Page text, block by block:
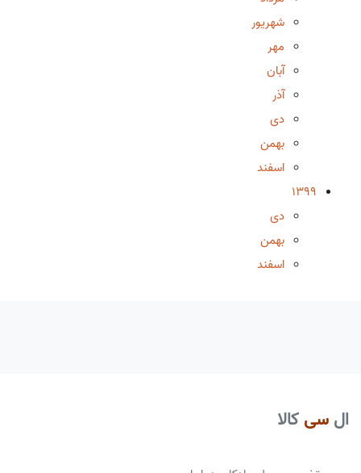
شهریور
مهر
آبان
آذر
دی
بهمن
اسفند
1399
دی
بهمن
اسفند
ال سی کالا